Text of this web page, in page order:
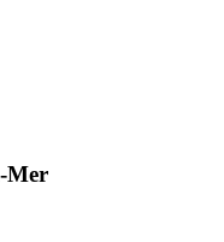
Mer